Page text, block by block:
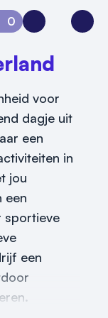
0
0
Inloggen
voor
dagje uit
een
in
jou
een
sportieve
een